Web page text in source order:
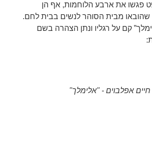
פגשו את ארבע הלוחמות, אף הן
מבית הסוהר לנשים בבית לחם.
קם על רגליו ונתן הצהרה בשם
חיים אפלבוים - "אלימלך"